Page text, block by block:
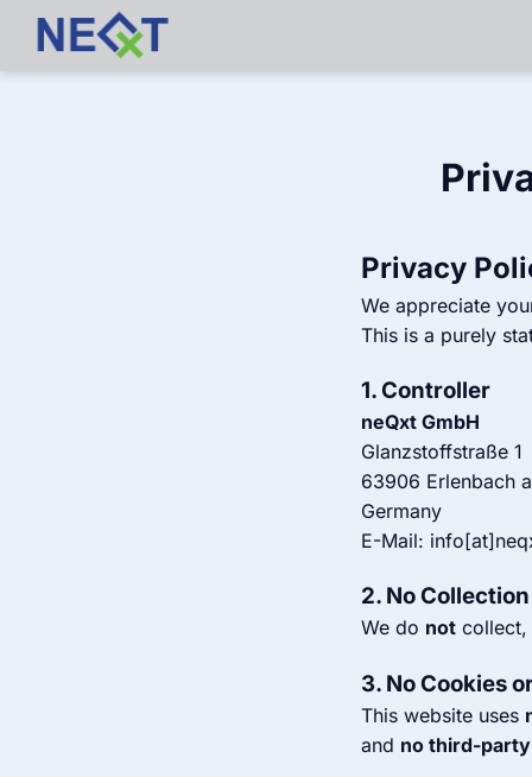
Privacy
We appreciate
This is a purely
1. Controller
neQxt GmbH
Glanzstoffstraße 1
63906 Erlenbach
Germany
E-Mail:
2. No
We do not collect,
3. No Cookies
This website uses
and no third-